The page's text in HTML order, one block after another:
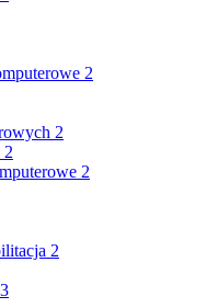
2
2
2
2
2
3